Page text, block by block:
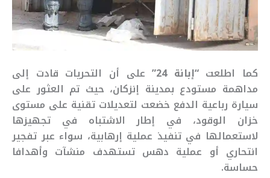
كما اطلعت“إبانة 24”
على أن التحريات قادت إلى
مداهمة مستودع بمدينة إنزكان، حيث تم العثور على
سيارة رباعية الدفع خضعت لتعديلات تقنية على مستوى
خزان الوقود، في إطار الاشتباه في تجهيزها
لاستعمالها في تنفيذ عملية إرهابية، سواء عبر تفجير
انتحاري أو عملية دهس تستهدف منشآت وأهدافا
حساسة.